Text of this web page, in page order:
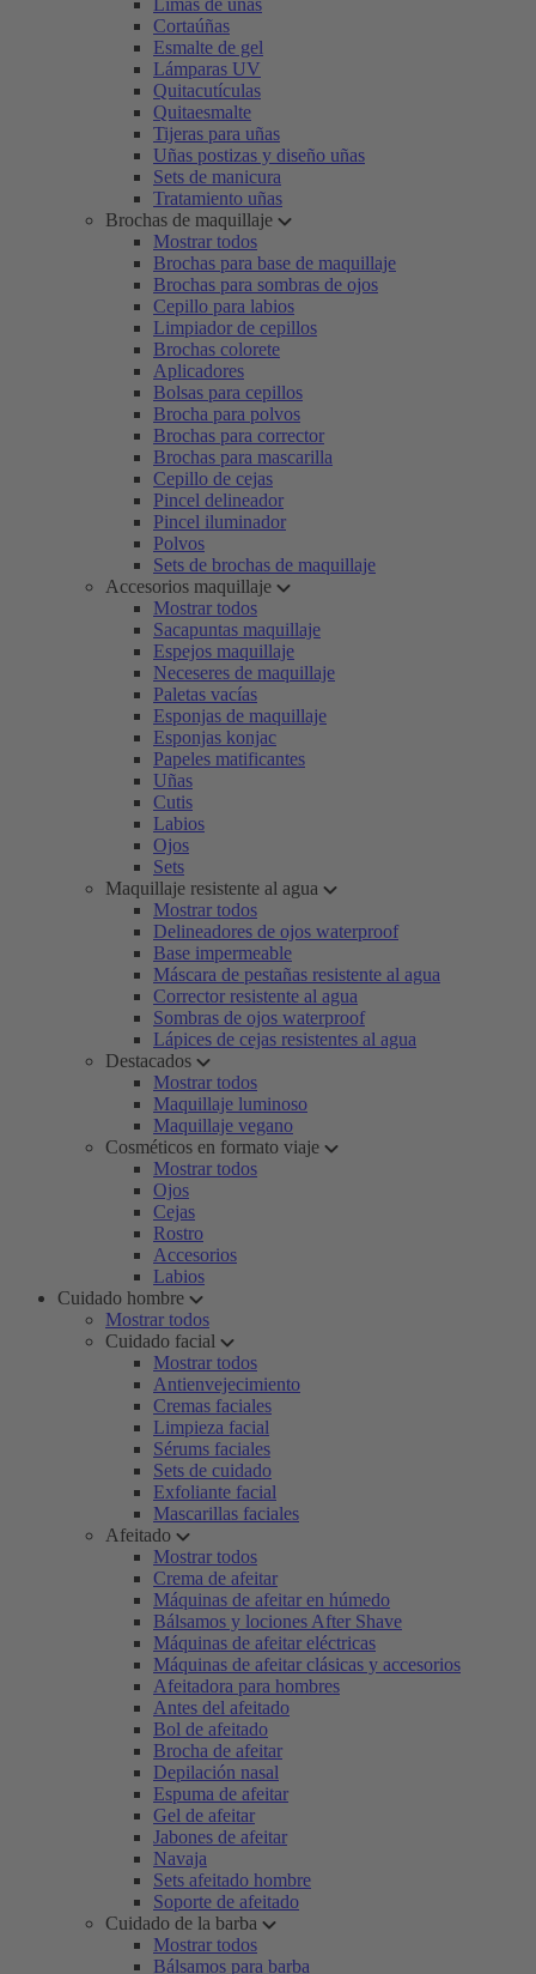
Limas de uñas
Cortaúñas
Esmalte de gel
Lámparas UV
Quitacutículas
Quitaesmalte
Tijeras para uñas
Uñas postizas y diseño uñas
Sets de manicura
Tratamiento uñas
Brochas de maquillaje
Mostrar todos
Brochas para base de maquillaje
Brochas para sombras de ojos
Cepillo para labios
Limpiador de cepillos
Brochas colorete
Aplicadores
Bolsas para cepillos
Brocha para polvos
Brochas para corrector
Brochas para mascarilla
Cepillo de cejas
Pincel delineador
Pincel iluminador
Polvos
Sets de brochas de maquillaje
Accesorios maquillaje
Mostrar todos
Sacapuntas maquillaje
Espejos maquillaje
Neceseres de maquillaje
Paletas vacías
Esponjas de maquillaje
Esponjas konjac
Papeles matificantes
Uñas
Cutis
Labios
Ojos
Sets
Maquillaje resistente al agua
Mostrar todos
Delineadores de ojos waterproof
Base impermeable
Máscara de pestañas resistente al agua
Corrector resistente al agua
Sombras de ojos waterproof
Lápices de cejas resistentes al agua
Destacados
Mostrar todos
Maquillaje luminoso
Maquillaje vegano
Cosméticos en formato viaje
Mostrar todos
Ojos
Cejas
Rostro
Accesorios
Labios
Cuidado hombre
Mostrar todos
Cuidado facial
Mostrar todos
Antienvejecimiento
Cremas faciales
Limpieza facial
Sérums faciales
Sets de cuidado
Exfoliante facial
Mascarillas faciales
Afeitado
Mostrar todos
Crema de afeitar
Máquinas de afeitar en húmedo
Bálsamos y lociones After Shave
Máquinas de afeitar eléctricas
Máquinas de afeitar clásicas y accesorios
Afeitadora para hombres
Antes del afeitado
Bol de afeitado
Brocha de afeitar
Depilación nasal
Espuma de afeitar
Gel de afeitar
Jabones de afeitar
Navaja
Sets afeitado hombre
Soporte de afeitado
Cuidado de la barba
Mostrar todos
Bálsamos para barba